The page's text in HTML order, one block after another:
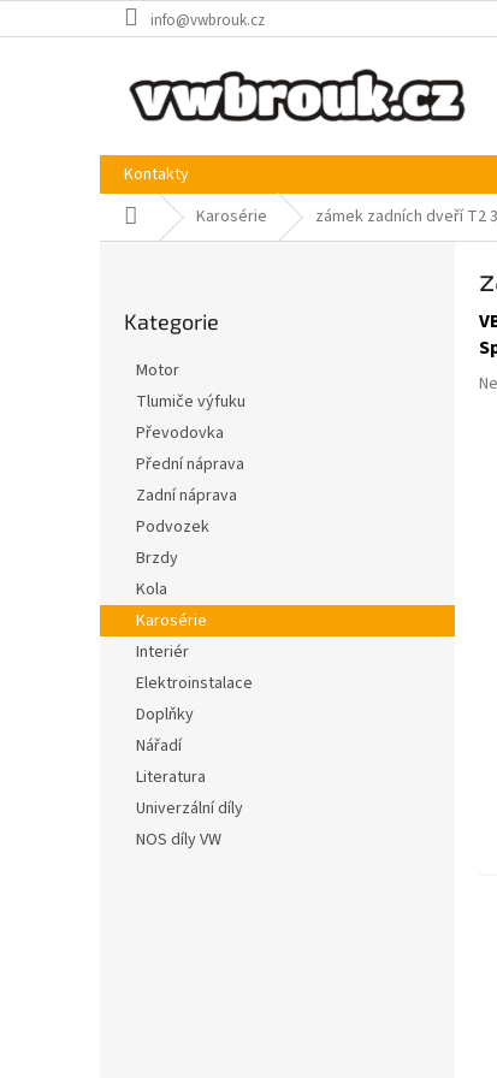
na
info@vwbrouk.cz
Kontakty
Domů Karosérie zámek zadních dveří T2
l
kategorie
Kategorie
Motor
Tlumiče výfuku
Převodovka
Přední náprava
Zadní náprava
Podvozek
Brzdy
Kola
Karosérie
Interiér
Elektroinstalace
Doplňky
Nářadí
Literatura
Univerzální díly
NOS díly VW